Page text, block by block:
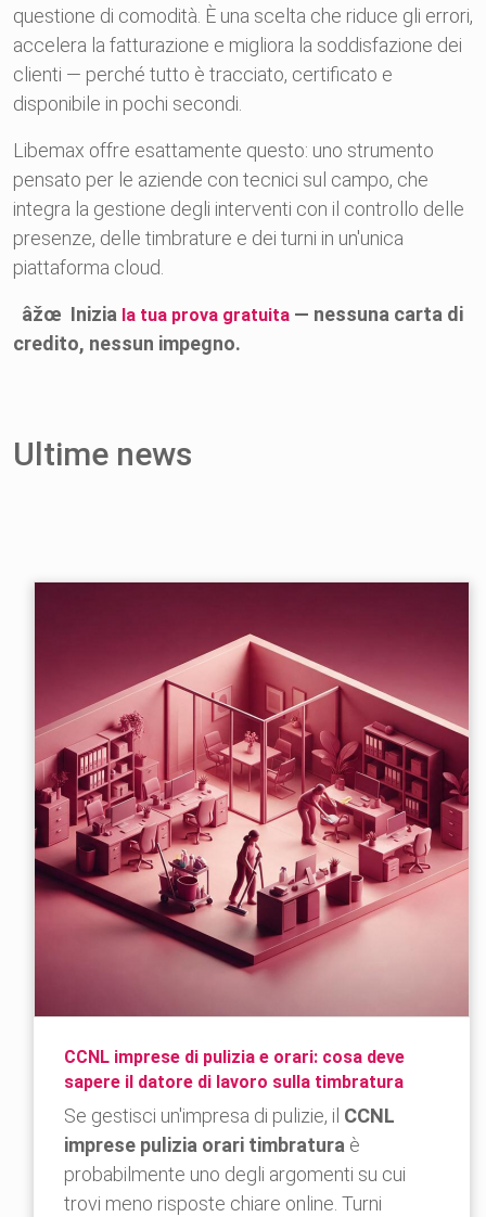
questione di comodità. È una scelta che riduce gli errori,
accelera la fatturazione e migliora la soddisfazione dei
clienti — perché tutto è tracciato, certificato e
disponibile in pochi secondi.
Libemax offre esattamente questo: uno strumento
pensato per le aziende con tecnici sul campo, che
integra la gestione degli interventi con il controllo delle
presenze, delle timbrature e dei turni in un'unica
piattaforma cloud.
âžœ Inizia la tua prova gratuita — nessuna carta di
credito, nessun impegno.
Ultime news
CCNL imprese di pulizia e orari: cosa deve
sapere il datore di lavoro sulla timbratura
Se gestisci un'impresa di pulizie, il CCNL
imprese pulizia orari timbratura è
probabilmente uno degli argomenti su cui
trovi meno risposte chiare online. Turni